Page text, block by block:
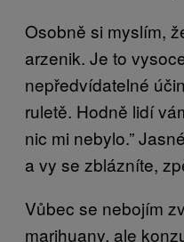
Osobně si myslím,
arzenik. Je to
nepředvídatelné
ruletě. Hodně lidí
nic mi nebylo.”
a vy se zblázníte,
Vůbec se nebojím
marihuany, ale